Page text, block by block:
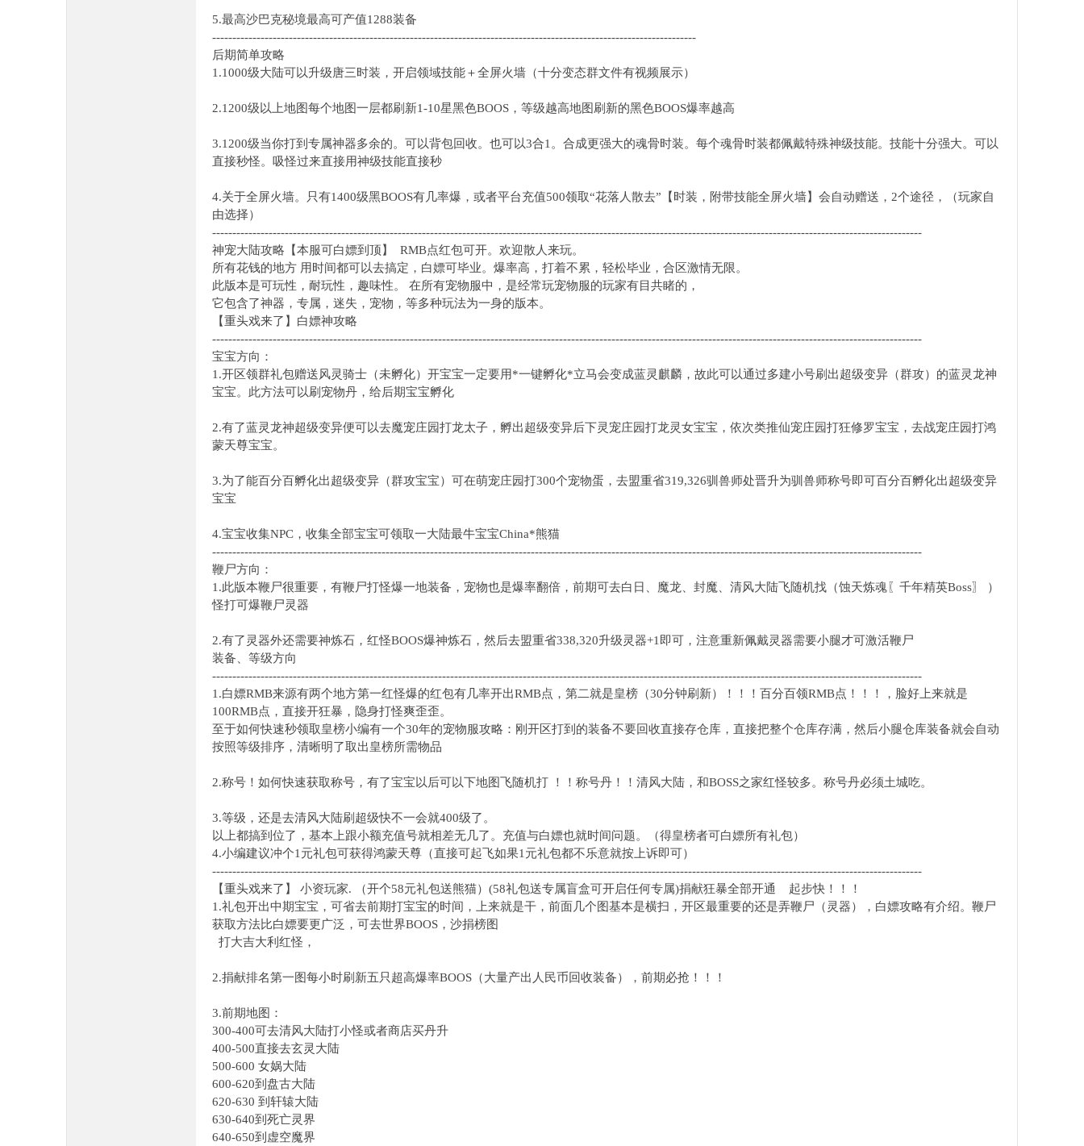
5.最高沙巴克秘境最高可产值1288装备
------------------------------------------------------------------------------------------------------------------------
后期简单攻略
1.1000级大陆可以升级唐三时装，开启领域技能＋全屏火墙（十分变态群文件有视频展示）
2.1200级以上地图每个地图一层都刷新1-10星黑色BOOS，等级越高地图刷新的黑色BOOS爆率越高
3.1200级当你打到专属神器多余的。可以背包回收。也可以3合1。合成更强大的魂骨时装。每个魂骨时装都佩戴特殊神级技能。技能十分强大。可以
直接秒怪。吸怪过来直接用神级技能直接秒
4.关于全屏火墙。只有1400级黑BOOS有几率爆，或者平台充值500领取“花落人散去”【时装，附带技能全屏火墙】会自动赠送，2个途径，（玩家自
由选择）
--------------------------------------------------------------------------------------------------------------------------------------------------------------------------------
神宠大陆攻略【本服可白嫖到顶】 RMB点红包可开。欢迎散人来玩。
所有花钱的地方 用时间都可以去搞定，白嫖可毕业。爆率高，打着不累，轻松毕业，合区激情无限。
此版本是可玩性，耐玩性，趣味性。 在所有宠物服中，是经常玩宠物服的玩家有目共睹的，
它包含了神器，专属，迷失，宠物，等多种玩法为一身的版本。
【重头戏来了】白嫖神攻略
--------------------------------------------------------------------------------------------------------------------------------------------------------------------------------
宝宝方向：
1.开区领群礼包赠送风灵骑士（未孵化）开宝宝一定要用*一键孵化*立马会变成蓝灵麒麟，故此可以通过多建小号刷出超级变异（群攻）的蓝灵龙神
宝宝。此方法可以刷宠物丹，给后期宝宝孵化
2.有了蓝灵龙神超级变异便可以去魔宠庄园打龙太子，孵出超级变异后下灵宠庄园打龙灵女宝宝，依次类推仙宠庄园打狂修罗宝宝，去战宠庄园打鸿
蒙天尊宝宝。
3.为了能百分百孵化出超级变异（群攻宝宝）可在萌宠庄园打300个宠物蛋，去盟重省319,326驯兽师处晋升为驯兽师称号即可百分百孵化出超级变异
宝宝
4.宝宝收集NPC，收集全部宝宝可领取一大陆最牛宝宝China*熊猫
--------------------------------------------------------------------------------------------------------------------------------------------------------------------------------
鞭尸方向：
1.此版本鞭尸很重要，有鞭尸打怪爆一地装备，宠物也是爆率翻倍，前期可去白日、魔龙、封魔、清风大陆飞随机找（蚀天炼魂〖千年精英Boss〗 ）
怪打可爆鞭尸灵器
2.有了灵器外还需要神炼石，红怪BOOS爆神炼石，然后去盟重省338,320升级灵器+1即可，注意重新佩戴灵器需要小腿才可激活鞭尸
装备、等级方向
--------------------------------------------------------------------------------------------------------------------------------------------------------------------------------
1.白嫖RMB来源有两个地方第一红怪爆的红包有几率开出RMB点，第二就是皇榜（30分钟刷新）！！！百分百领RMB点！！！，脸好上来就是
100RMB点，直接开狂暴，隐身打怪爽歪歪。
至于如何快速秒领取皇榜小编有一个30年的宠物服攻略：刚开区打到的装备不要回收直接存仓库，直接把整个仓库存满，然后小腿仓库装备就会自动
按照等级排序，清晰明了取出皇榜所需物品
2.称号！如何快速获取称号，有了宝宝以后可以下地图飞随机打 ！！称号丹！！清风大陆，和BOSS之家红怪较多。称号丹必须土城吃。
3.等级，还是去清风大陆刷超级快不一会就400级了。
以上都搞到位了，基本上跟小额充值号就相差无几了。充值与白嫖也就时间问题。（得皇榜者可白嫖所有礼包）
4.小编建议冲个1元礼包可获得鸿蒙天尊（直接可起飞如果1元礼包都不乐意就按上诉即可）
--------------------------------------------------------------------------------------------------------------------------------------------------------------------------------
【重头戏来了】 小资玩家. （开个58元礼包送熊猫）(58礼包送专属盲盒可开启任何专属)捐献狂暴全部开通 起步快！！！
1.礼包开出中期宝宝，可省去前期打宝宝的时间，上来就是干，前面几个图基本是横扫，开区最重要的还是弄鞭尸（灵器），白嫖攻略有介绍。鞭尸
获取方法比白嫖要更广泛，可去世界BOOS，沙捐榜图
打大吉大利红怪，
2.捐献排名第一图每小时刷新五只超高爆率BOOS（大量产出人民币回收装备），前期必抢！！！
3.前期地图：
300-400可去清风大陆打小怪或者商店买丹升
400-500直接去玄灵大陆
500-600 女娲大陆
600-620到盘古大陆
620-630 到轩辕大陆
630-640到死亡灵界
640-650到虚空魔界